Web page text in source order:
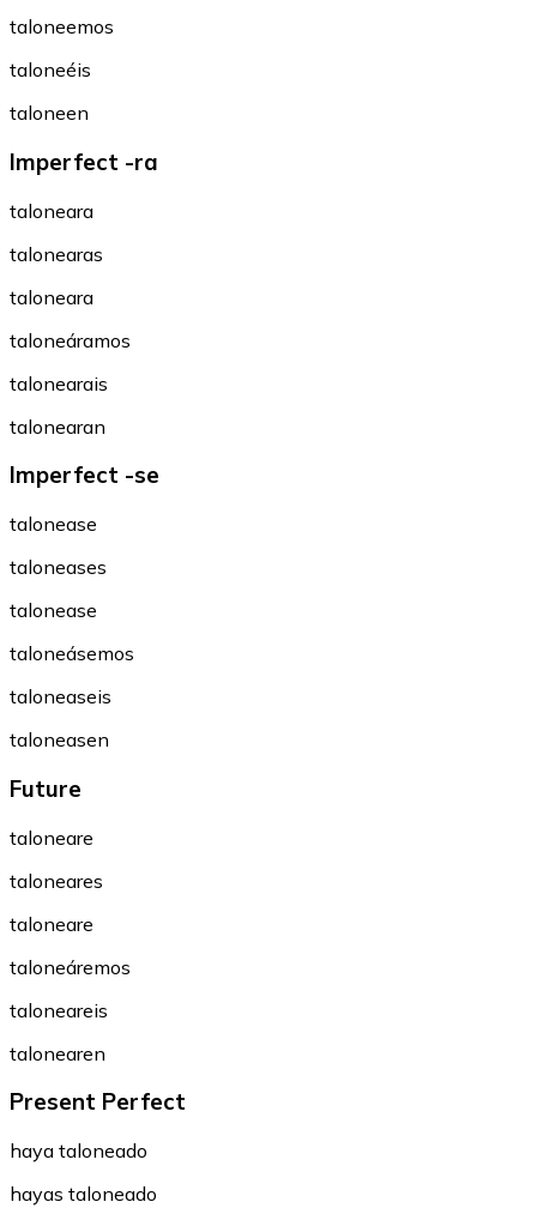
taloneemos
taloneéis
taloneen
Imperfect -ra
taloneara
talonearas
taloneara
taloneáramos
talonearais
talonearan
Imperfect -se
talonease
taloneases
talonease
taloneásemos
taloneaseis
taloneasen
Future
taloneare
taloneares
taloneare
taloneáremos
taloneareis
talonearen
Present Perfect
haya taloneado
hayas taloneado